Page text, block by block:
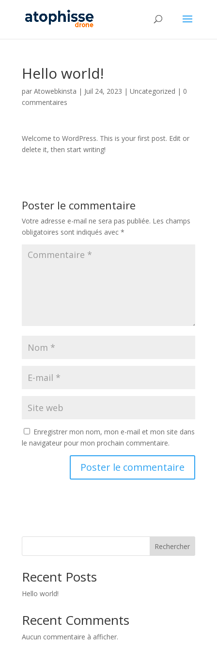
Hello world!
par Atowebkinsta | Juil 24, 2023 | Uncategorized | 0
commentaires
Welcome to WordPress. This is your first post. Edit or
delete it, then start writing!
Poster le commentaire
Votre adresse e-mail ne sera pas publiée. Les champs
obligatoires sont indiqués avec *
Enregistrer mon nom, mon e-mail et mon site dans
le navigateur pour mon prochain commentaire.
Rechercher
Recent Posts
Hello world!
Recent Comments
Aucun commentaire à afficher.